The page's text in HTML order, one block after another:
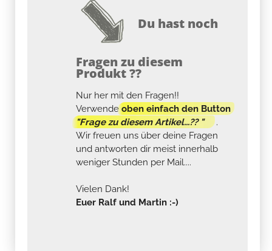
Du hast noch
Fragen zu diesem
Produkt ??
Nur her mit den Fragen!!
Verwendeoben einfach den Button
"Frage zu diesem Artikel...?? "
.
Wir freuen uns über deine Fragen
und antworten dir meist innerhalb
weniger Stunden per Mail....
Vielen Dank!
Euer Ralf und Martin :-)